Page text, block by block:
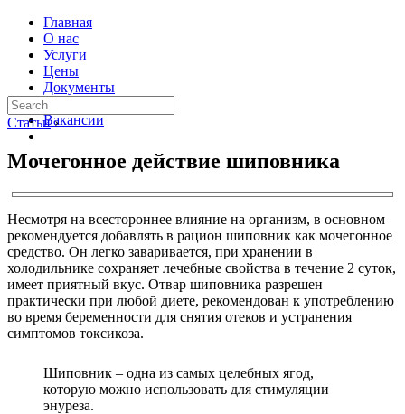
Главная
О нас
Услуги
Цены
Документы
Контакты
Вакансии
Статьи ›
Мочегонное действие шиповника
Несмотря на всестороннее влияние на организм, в основном
рекомендуется добавлять в рацион шиповник как мочегонное
средство. Он легко заваривается, при хранении в
холодильнике сохраняет лечебные свойства в течение 2 суток,
имеет приятный вкус. Отвар шиповника разрешен
практически при любой диете, рекомендован к употреблению
во время беременности для снятия отеков и устранения
симптомов токсикоза.
Шиповник – одна из самых целебных ягод,
которую можно использовать для стимуляции
энуреза.